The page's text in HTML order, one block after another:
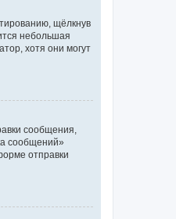
щёлкнув
небольшая
хотя они могут
сообщения,
сообщений»
отправки